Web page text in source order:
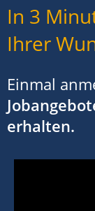
In 3
Ihrer
Einmal
erhalten.